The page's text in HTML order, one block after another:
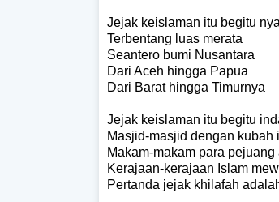
Jejak keislaman itu begitu
Terbentang luas merata
Seantero bumi Nusantara
Dari Aceh hingga Papua
Dari Barat hingga Timurnya
Jejak keislaman itu begitu
Masjid-masjid dengan kubah
Makam-makam para pejuang
Kerajaan-kerajaan Islam
Pertanda jejak khilafah